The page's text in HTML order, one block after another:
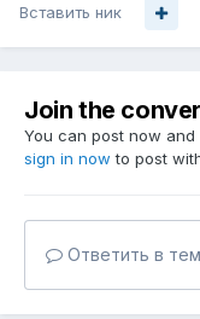
Вставить ник
Join the
You can post now
sign in now to post
Ответить в